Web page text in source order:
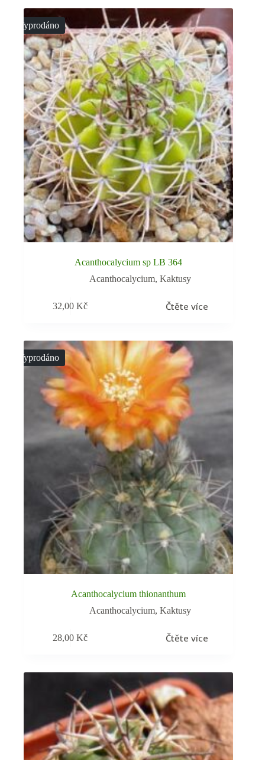
Vyprodáno
Acanthocalycium sp LB 364
Acanthocalycium,Kaktusy
32,00Kč Čtěte více
Vyprodáno
Acanthocalycium thionanthum
Acanthocalycium,Kaktusy
28,00Kč Čtěte více